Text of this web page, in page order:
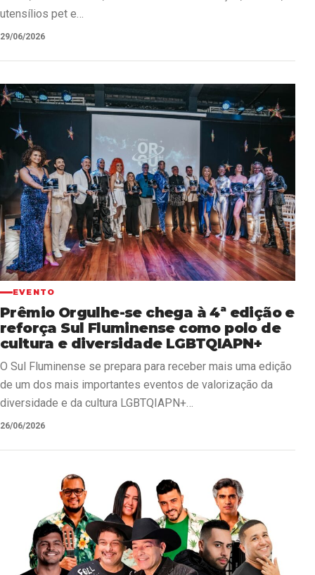
utensílios pet e…
29/06/2026
EVENTO
Prêmio Orgulhe-se chega à 4ª edição e
reforça Sul Fluminense como polo de
cultura e diversidade LGBTQIAPN+
O Sul Fluminense se prepara para receber mais uma edição
de um dos mais importantes eventos de valorização da
diversidade e da cultura LGBTQIAPN+…
26/06/2026